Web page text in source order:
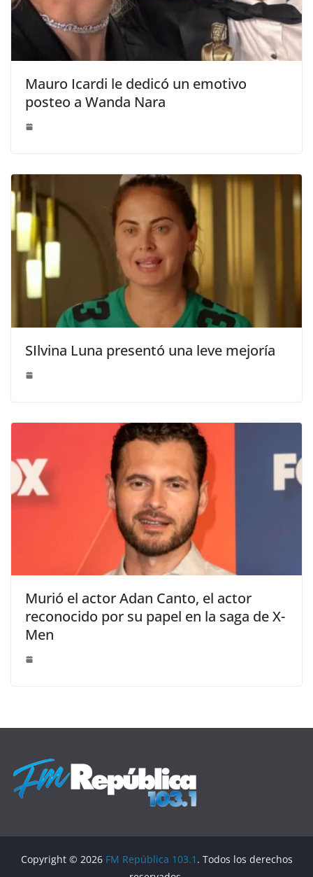
Mauro Icardi le dedicó un emotivo
posteo a Wanda Nara
SIlvina Luna presentó una leve mejoría
Murió el actor Adan Canto, el actor
reconocido por su papel en la saga de X-
Men
Copyright © 2026 FM República 103.1 . Todos los derechos